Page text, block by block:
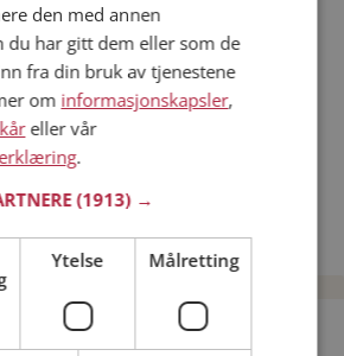
gratis!
den med annen
du har gitt dem eller som de
fra din bruk av tjenestene
om informasjonskapsler,
eller vår
.
(1913) →
Ytelse Målretting